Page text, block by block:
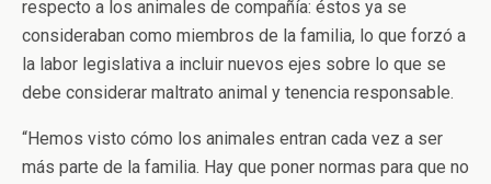
respecto a los animales de compañía: éstos ya se
consideraban como miembros de la familia, lo que forzó a
la labor legislativa a incluir nuevos ejes sobre lo que se
debe considerar maltrato animal y tenencia responsable.
“Hemos visto cómo los animales entran cada vez a ser
más parte de la familia. Hay que poner normas para que no